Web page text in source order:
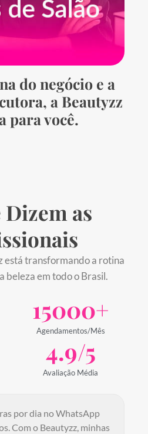
do negócio e a
a Beautyzz
para você.
Dizem as
está transformando a rotina
beleza em todo o Brasil.
Agendamentos/Mês
15000+
Avaliação Média
4.9/5
por dia no WhatsApp
Com o Beautyzz, minhas